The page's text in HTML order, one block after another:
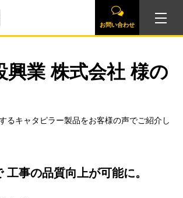
お問い合わせ
興業 株式会社 様の
るキャタピラー製品をお客様の声でご紹介し
工事の品質向上が可能に。